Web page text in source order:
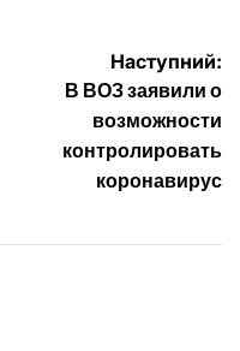
Наступний:
В ВОЗ заявили о
возможности
контролировать
коронавирус